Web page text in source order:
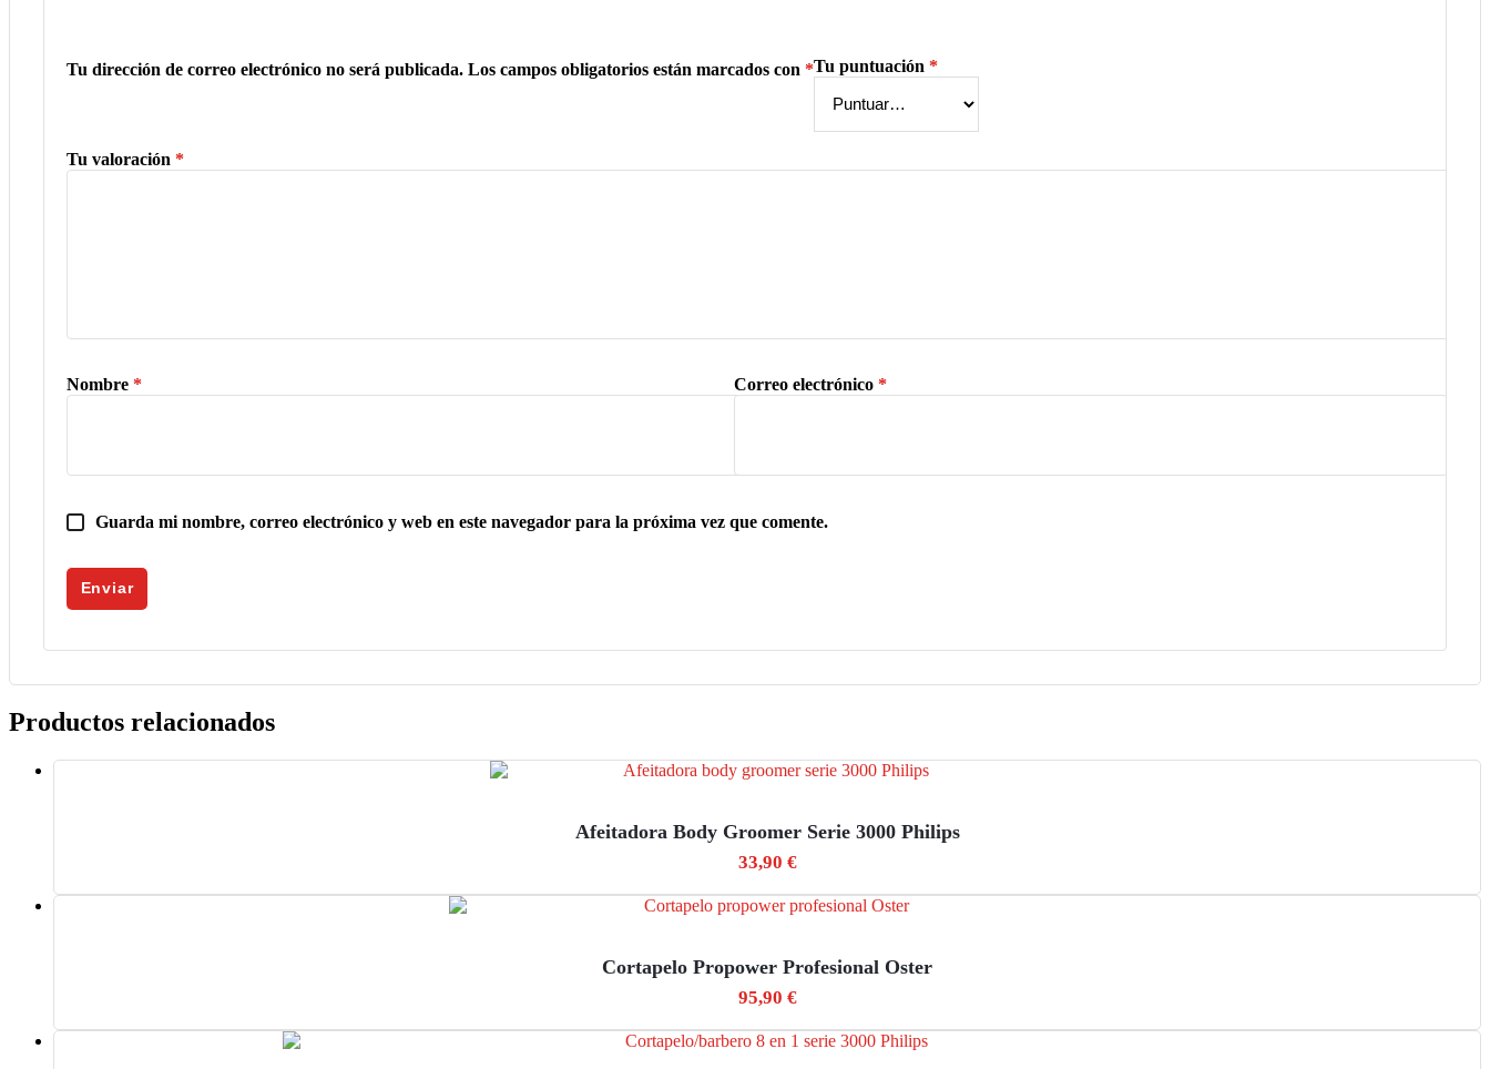
Tu dirección de correo electrónico no será publicada. Los campos obligatorios están marcados con *Tu puntuación *
Tu valoración *
Nombre * Correo electrónico *
Guarda mi nombre, correo electrónico y web en este navegador para la próxima vez que comente.
Productos relacionados
Afeitadora Body Groomer Serie 3000 Philips
33,90 €
Cortapelo Propower Profesional Oster
95,90 €